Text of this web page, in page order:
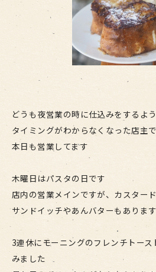
どうも夜営業の時に仕込みをするよ
タイミングがわからなくなった店主
本日も営業してます
木曜日はパスタの日です
店内の営業メインですが、カスター
サンドイッチやあんバターもあります
3連休にモーニングのフレンチトー
みました